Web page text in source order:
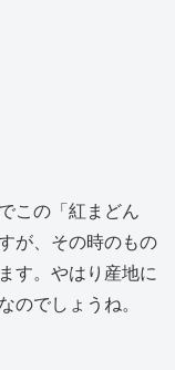
この「紅まどん
が、その時のもの
す。やはり産地に
のでしょうね。